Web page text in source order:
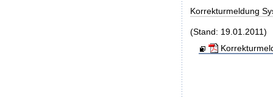
Korrekturmeldung
(Stand: 19.01.2011)